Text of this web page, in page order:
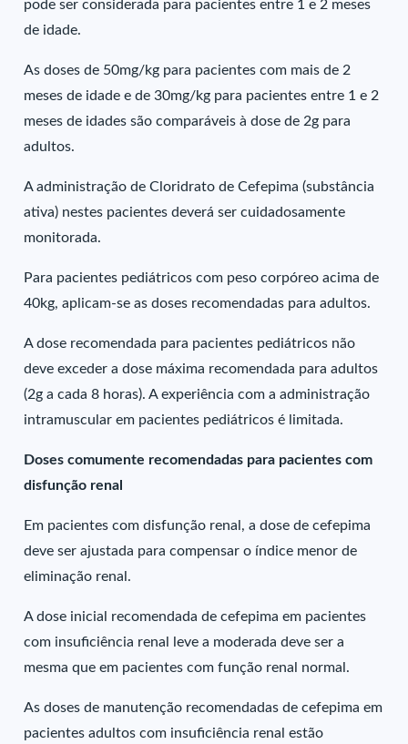
pode ser considerada para pacientes entre 1 e 2 meses
de idade.
As doses de 50mg/kg para pacientes com mais de 2
meses de idade e de 30mg/kg para pacientes entre 1 e 2
meses de idades são comparáveis à dose de 2g para
adultos.
A administração de Cloridrato de Cefepima (substância
ativa) nestes pacientes deverá ser cuidadosamente
monitorada.
Para pacientes pediátricos com peso corpóreo acima de
40kg, aplicam-se as doses recomendadas para adultos.
A dose recomendada para pacientes pediátricos não
deve exceder a dose máxima recomendada para adultos
(2g a cada 8 horas). A experiência com a administração
intramuscular em pacientes pediátricos é limitada.
Doses comumente recomendadas para pacientes com
disfunção renal
Em pacientes com disfunção renal, a dose de cefepima
deve ser ajustada para compensar o índice menor de
eliminação renal.
A dose inicial recomendada de cefepima em pacientes
com insuficiência renal leve a moderada deve ser a
mesma que em pacientes com função renal normal.
As doses de manutenção recomendadas de cefepima em
pacientes adultos com insuficiência renal estão